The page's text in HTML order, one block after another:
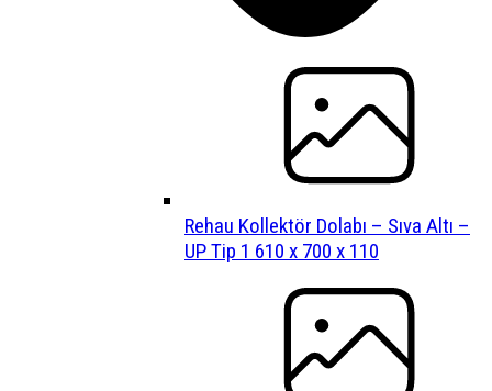
Rehau Kollektör Dolabı – Sıva Altı –
UP Tip 1 610 x 700 x 110